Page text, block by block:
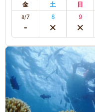
金 土 日
8/7 8 9